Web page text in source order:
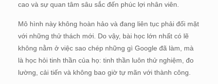
cao và sự quan tâm sâu sắc đến phúc lợi nhân viên.
Mô hình này không hoàn hảo và đang liên tục phải đối mặt
với những thử thách mới. Do vậy, bài học lớn nhất có lẽ
không nằm ở việc sao chép những gì Google đã làm, mà
là học hỏi tinh thần của họ: tinh thần luôn thử nghiệm, đo
lường, cải tiến và không bao giờ tự mãn với thành công.